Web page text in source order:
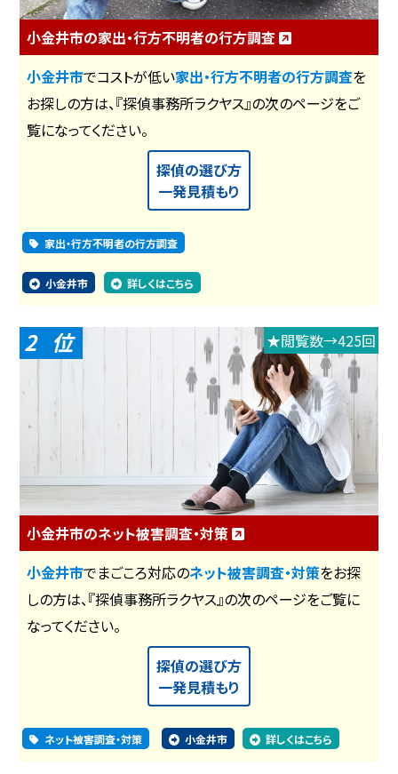
小金井市の家出・行方不明者の行方調査
小金井市でコストが低い家出・行方不明者の行方調査を
お探しの方は、『探偵事務所ラクヤス』の次のページをご
覧になってください。
探偵の選び方
一発見積もり
家出・行方不明者の行方調査
小金井市 詳しくはこちら
2 ★閲覧数→425回
小金井市のネット被害調査・対策
小金井市でまごころ対応のネット被害調査・対策をお探
しの方は、『探偵事務所ラクヤス』の次のページをご覧に
なってください。
探偵の選び方
一発見積もり
ネット被害調査・対策 小金井市 詳しくはこちら